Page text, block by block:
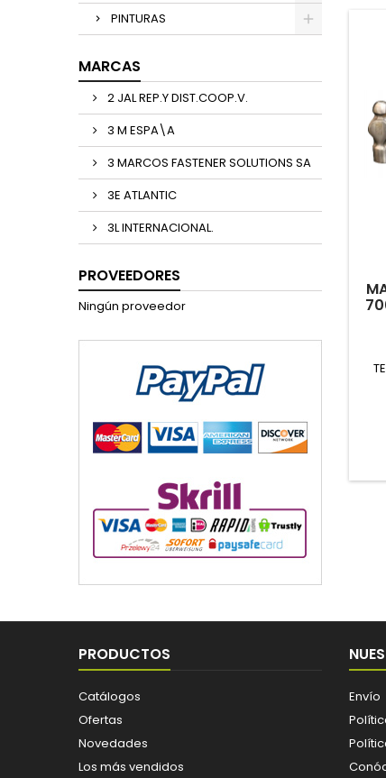
PINTURAS
MARCAS
2 JAL REP.Y DIST.COOP.V.
3 M ESPA\A
3 MARCOS FASTENER SOLUTIONS SA
3E ATLANTIC
3L INTERNACIONAL.
PROVEEDORES
Ningún proveedor
PRODUCTOS
Catálogos
Ofertas
Novedades
Los más vendidos
Envío